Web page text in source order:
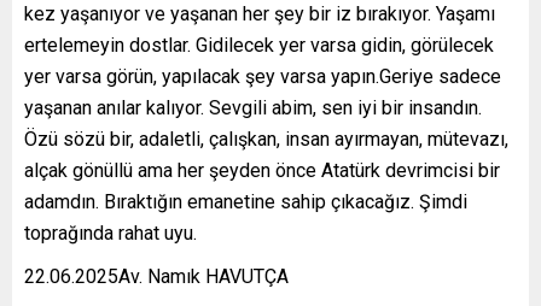
kez yaşanıyor ve yaşanan her şey bir iz bırakıyor. Yaşamı
ertelemeyin dostlar. Gidilecek yer varsa gidin, görülecek
yer varsa görün, yapılacak şey varsa yapın.Geriye sadece
yaşanan anılar kalıyor. Sevgili abim, sen iyi bir insandın.
Özü sözü bir, adaletli, çalışkan, insan ayırmayan, mütevazı,
alçak gönüllü ama her şeyden önce Atatürk devrimcisi bir
adamdın. Bıraktığın emanetine sahip çıkacağız. Şimdi
toprağında rahat uyu.
22.06.2025Av. Namık HAVUTÇA